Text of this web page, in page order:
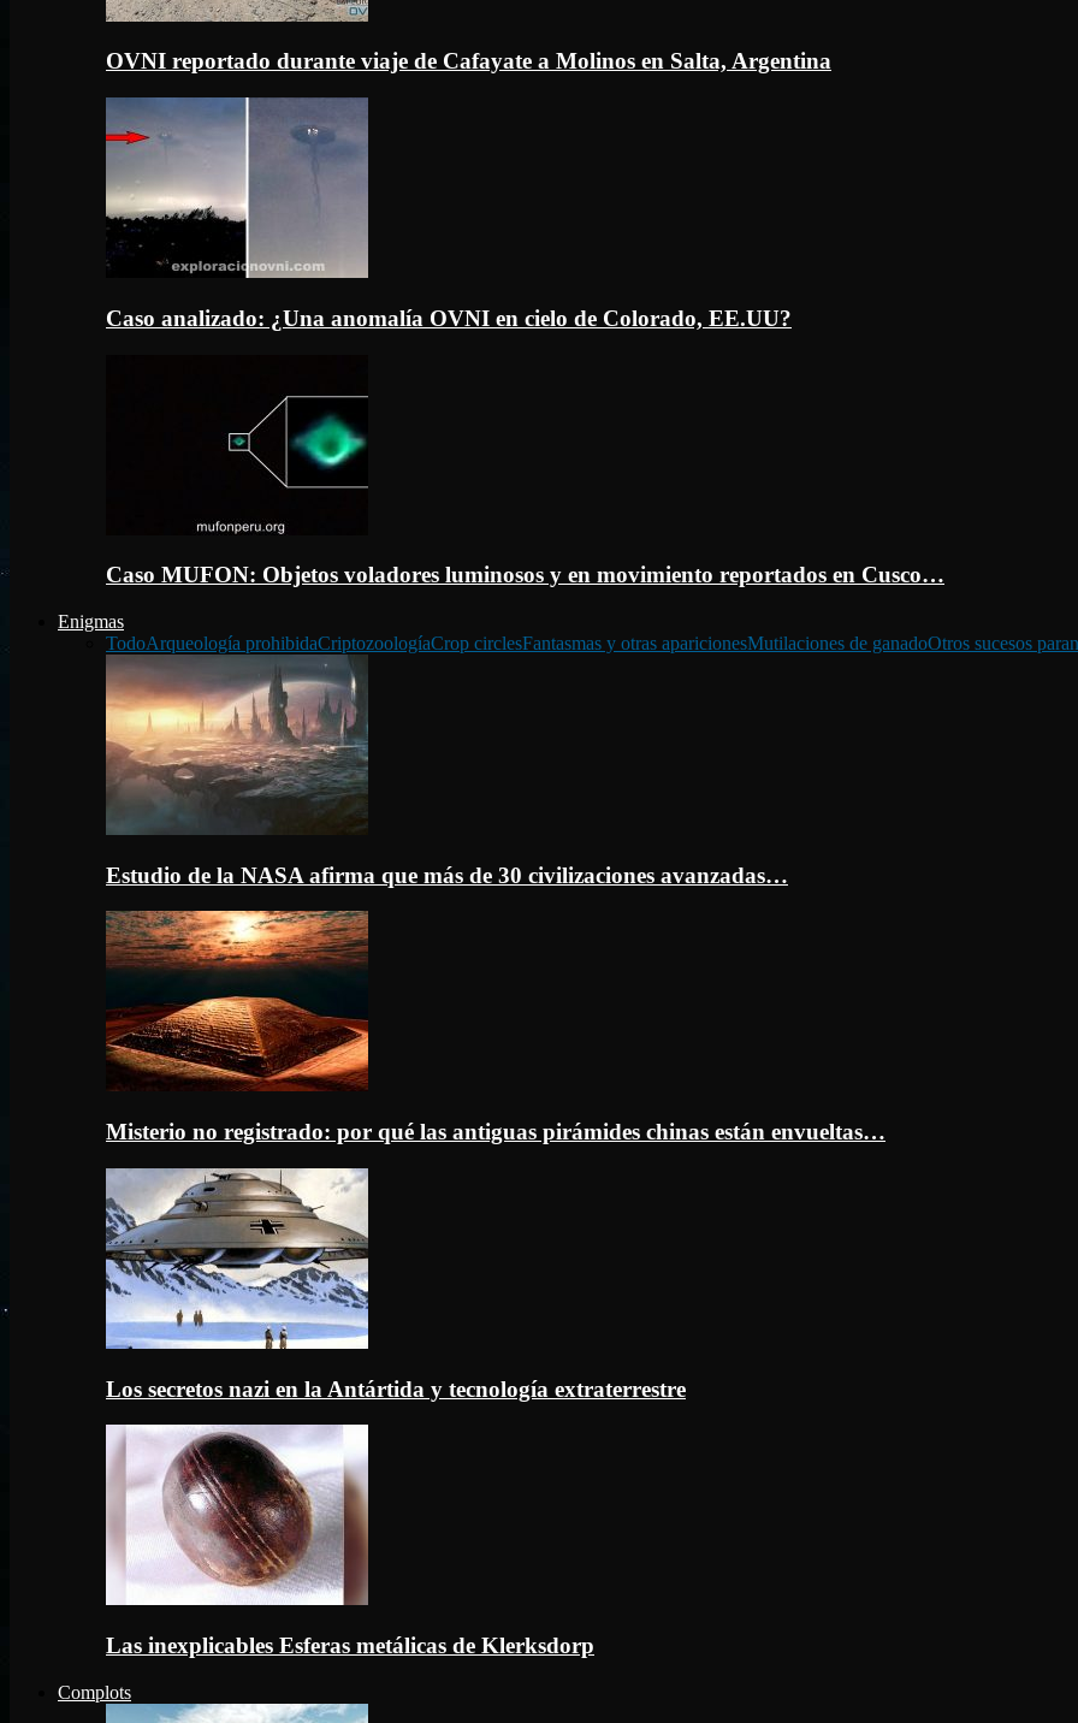
OVNI reportado durante viaje de Cafayate a Molinos en Salta, Argentina
Caso analizado: ¿Una anomalía OVNI en cielo de Colorado, EE.UU?
Caso MUFON: Objetos voladores luminosos y en movimiento reportados en Cusco…
Enigmas
TodoArqueología prohibidaCriptozoologíaCrop circlesFantasmas y otras aparicionesMutilaciones de ganadoOtros sucesos
Estudio de la NASA afirma que más de 30 civilizaciones avanzadas…
Misterio no registrado: por qué las antiguas pirámides chinas están envueltas…
Los secretos nazi en la Antártida y tecnología extraterrestre
Las inexplicables Esferas metálicas de Klerksdorp
Complots